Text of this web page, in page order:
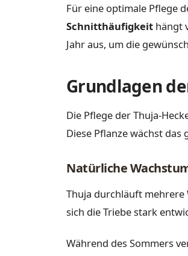
Für eine optimale Pflege
Schnitthäufigkeit hängt
Jahr aus, um die
Grundlagen
Die Pflege der Thuja-
Diese Pflanze wächst das
Natürliche
Thuja durchläuft mehrere
sich die Triebe stark
Während des Sommers